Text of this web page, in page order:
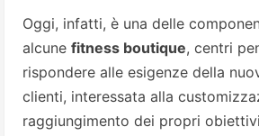
Oggi, infatti, è una delle
alcune fitness boutique, centri
rispondere alle esigenze della
clienti, interessata alla
raggiungimento dei propri